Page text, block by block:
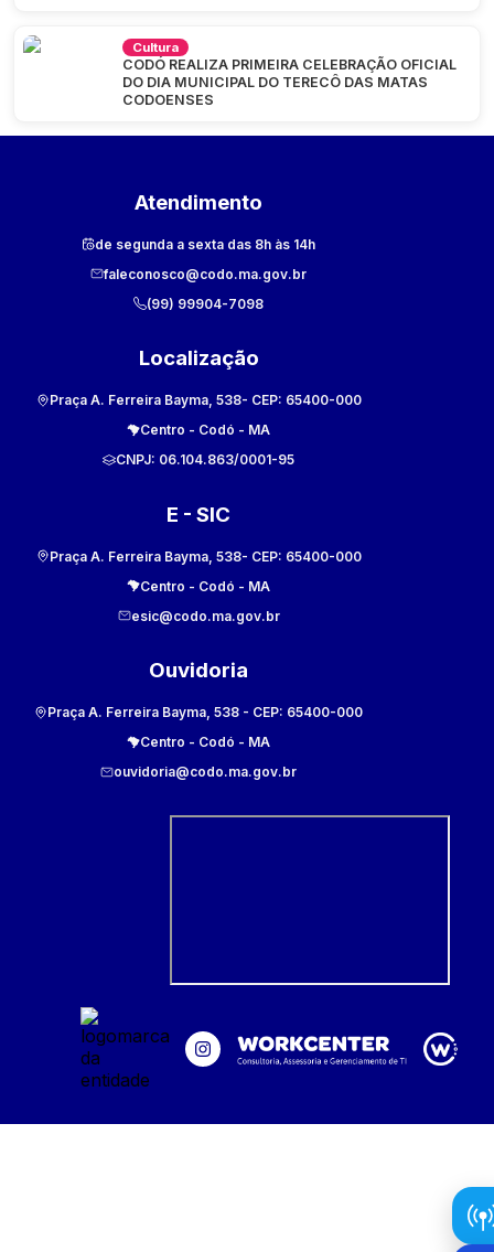
Cultura
CODÓ REALIZA PRIMEIRA CELEBRAÇÃO OFICIAL
DO DIA MUNICIPAL DO TERECÔ DAS MATAS
CODOENSES
Atendimento
de segunda a sexta das 8h às 14h
faleconosco@codo.ma.gov.br
(99) 99904-7098
Localização
Praça A. Ferreira Bayma, 538- CEP: 65400-000
Centro - Codó - MA
CNPJ: 06.104.863/0001-95
E - SIC
Praça A. Ferreira Bayma, 538- CEP: 65400-000
Centro - Codó - MA
esic@codo.ma.gov.br
Ouvidoria
Praça A. Ferreira Bayma, 538 - CEP: 65400-000
Centro - Codó - MA
ouvidoria@codo.ma.gov.br